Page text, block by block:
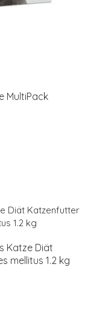
MultiPack
Katze Diät
mellitus 1.2 kg